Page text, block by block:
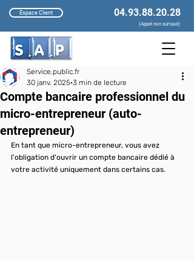
Espace Client 04.93.88.20.28
(Appel non surtaxé)
Compte bancaire professionnel du
micro-entrepreneur (auto-
entrepreneur)
Service.public.fr
30 janv. 2025 3 min de lecture
En tant que micro-entrepreneur, vous avez
l'obligation d'ouvrir un compte bancaire dédié à
votre activité uniquement dans certains cas.